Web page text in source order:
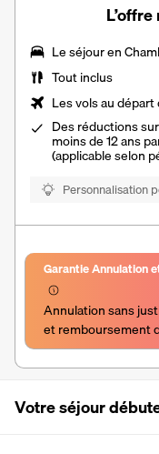
Le séjour en
Tout inclus
Les vols au
Des réductions
moins de 12 ans
(applicable selon
Personnalisation
Garantie Annulation
Annulation sans
et remboursement
Votre séjour